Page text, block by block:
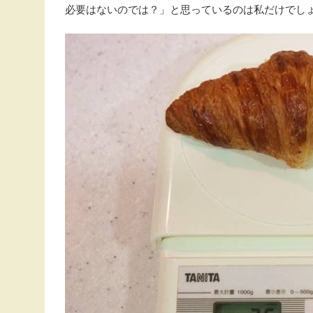
必要はないのでは？」と思っているのは私だけでし